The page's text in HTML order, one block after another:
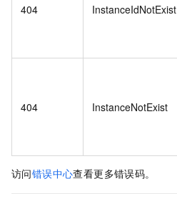
404 InstanceIdNotExist
404 InstanceNotExist
访问错误中心查看更多错误码。